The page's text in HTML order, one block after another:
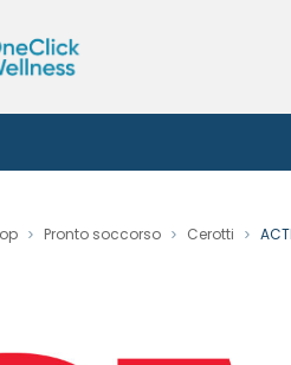
Pronto soccorso Cerotti